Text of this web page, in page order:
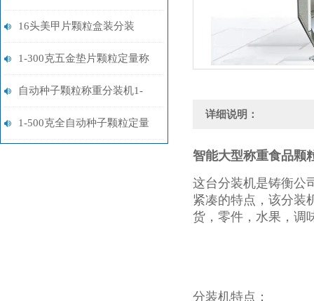
装机厂家定制
16头美甲片颗粒盒装分装
机/24头软陶片颗粒分装机厂
家
1-300克五金垫片颗粒定量称
重分装机厂家
自动种子颗粒称重分装机1-
500克
1-500克全自动种子颗粒定量
详细说明：
智能大型称重食品颗
这台分装机是铸衡公
紧凑的特点，该分装
货，零件，水果，调
分装机特点：